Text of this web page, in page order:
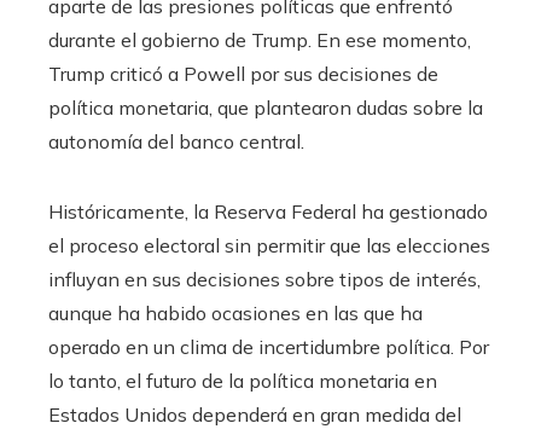
aparte de las presiones políticas que enfrentó
durante el gobierno de Trump. En ese momento,
Trump criticó a Powell por sus decisiones de
política monetaria, que plantearon dudas sobre la
autonomía del banco central.
Históricamente, la Reserva Federal ha gestionado
el proceso electoral sin permitir que las elecciones
influyan en sus decisiones sobre tipos de interés,
aunque ha habido ocasiones en las que ha
operado en un clima de incertidumbre política. Por
lo tanto, el futuro de la política monetaria en
Estados Unidos dependerá en gran medida del